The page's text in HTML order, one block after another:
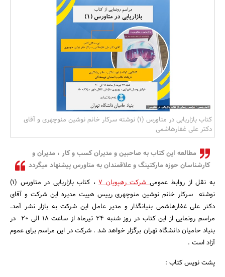
بانک، بیمه و سرمایه
مسکن و ساختمان
کتاب بازاریابی در متاورس (1) نوشته سرکار خانم نوشین منوچهری و آقای
دکتر علی غفارهاشمی
مطالعه این کتاب به صاحبین و مدیران کسب و کار ، مدیران و
کارشناسان حوزه مارکتینگ و علاقمندان به متاورس پیشنهاد میگردد
به نقل از روابط عمومیشرکت رهپویان 7
، کتاب بازاریابی در متاورس (1)
نوشته سرکار خانم نوشین منوچهری رییس هییت مدیره این شرکت و آقای
دکتر علی غفارهاشمی بنیانگذار و مدیر عامل این شرکت به بازار نشر آمد.
مراسم رونمایی از این کتاب در روز شنبه 24 تیرماه از ساعت 18 الی 20 در
بنیاد حامیان دانشگاه تهران برگزار خواهد شد . شرکت در این مراسم برای عموم
آزاد است .
پشت نویس کتاب :